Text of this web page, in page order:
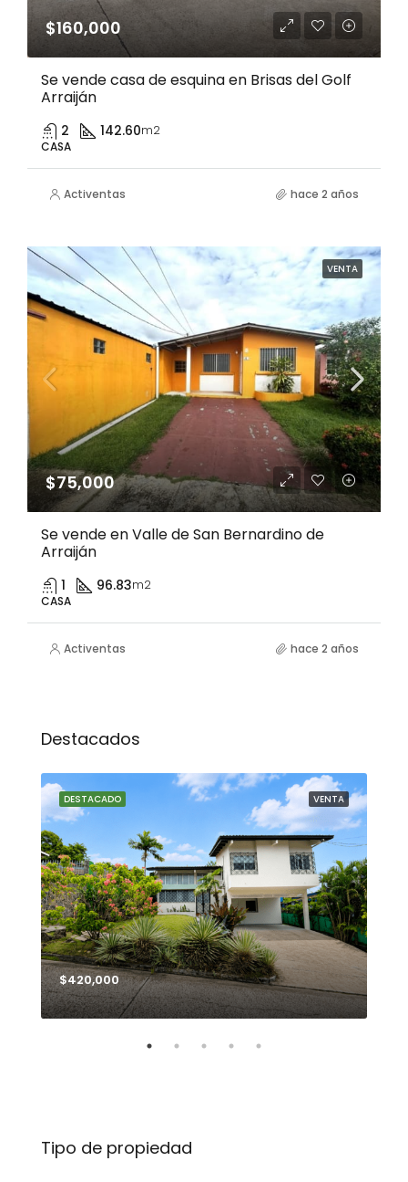
$160,000
Se vende casa de esquina en Brisas del Golf
Arraiján
2 142.60m2
CASA
Activentas hace 2 años
VENTA
$75,000
Se vende en Valle de San Bernardino de
Arraiján
1 96.83m2
CASA
Activentas hace 2 años
Destacados
VENTA
DESTACADO
$420,000
Tipo de propiedad